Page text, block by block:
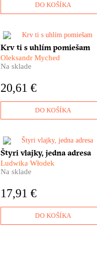
DO KOŠÍKA
​Čierne ruky, čierne tváre – len
oči z nich žiaria nabielo. A ešte
zuby, ak sa práve usmievajú.
do slnka. Táto kniha rozpráva
než sa stal epicentrom krutej
srdca Ukrajiny.
Krv ti s uhlím pomiešam
Oleksandr Myched
Na sklade
20,61 €
DO KOŠÍKA
Skutočné srdce Európy bije na
Spiši. Tam, kde sa stretáva
a prelína osem rôznych kultúr.
napriek tomu sa ocitol v
hranica predstavuje skôr
Štyri vlajky, jedna adresa
Ludwika Włodek
Na sklade
17,91 €
DO KOŠÍKA